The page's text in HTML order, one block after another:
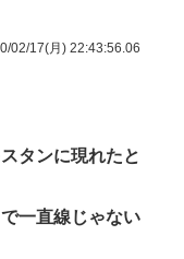
02/17(月) 22:43:56.06
タンに現れたと
一直線じゃない